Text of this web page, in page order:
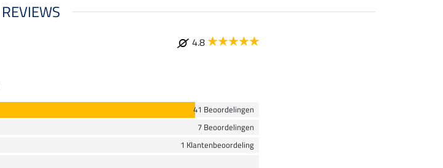
REVIEWS
4.8
41 Beoordelingen
7 Beoordelingen
1 Klantenbeoordeling